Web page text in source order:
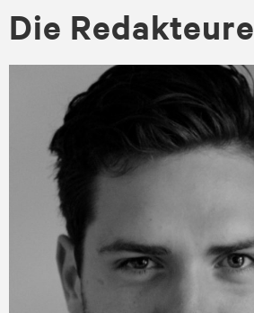
Die Re­dak­teu­re